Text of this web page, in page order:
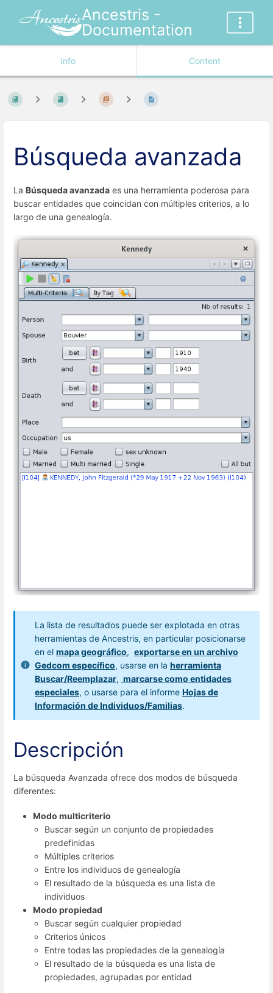
Ancestris -
Documentation
Info Content
Búsqueda avanzada
La Búsqueda avanzada es una herramienta poderosa para
buscar entidades que coincidan con múltiples criterios, a lo
largo de una genealogía.
La lista de resultados puede ser explotada en otras
herramientas de Ancestris, en particular posicionarse
en el mapa geográfico, exportarse en un archivo
Gedcom específico, usarse en la herramienta
Buscar/Reemplazar, marcarse como entidades
especiales, o usarse para el informe Hojas de
Información de Individuos/Familias.
Descripción
La búsqueda Avanzada ofrece dos modos de búsqueda
diferentes:
Modo multicriterio
Buscar según un conjunto de propiedades
predefinidas
Múltiples criterios
Entre los individuos de genealogía
El resultado de la búsqueda es una lista de
individuos
Modo propiedad
Buscar según cualquier propiedad
Criterios únicos
Entre todas las propiedades de la genealogía
El resultado de la búsqueda es una lista de
propiedades, agrupadas por entidad